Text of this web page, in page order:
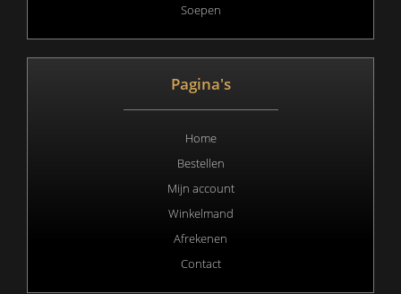
Soepen
Pagina's
Home
Bestellen
Mijn account
Winkelmand
Afrekenen
Contact